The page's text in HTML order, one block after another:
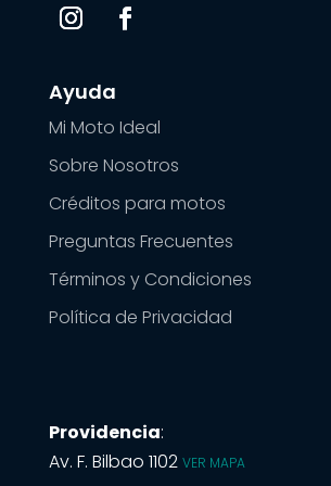
Ayuda
Mi Moto Ideal
Sobre Nosotros
Créditos para motos
Preguntas Frecuentes
Términos y Condiciones
Política de Privacidad
Providencia:
Av. F. Bilbao 1102 VER MAPA